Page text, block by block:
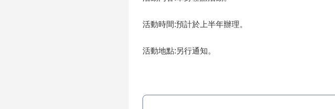
活動時間:預計於上半年辦理。
活動地點:另行通知。